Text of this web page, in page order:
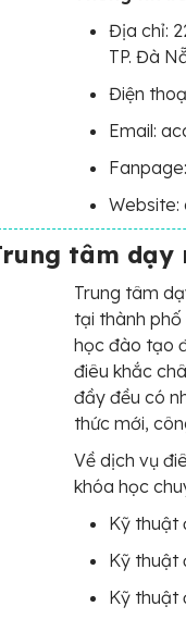
Địa chỉ:
TP. Đà
Điện
Email:
Website:
tâm dạy
Trung tâm
tại thành
học đào tạo
điêu khắc
đầy đều có
thức mới,
Về dịch vụ
khóa học
Kỹ thuật
Kỹ thuật
Kỹ thuật